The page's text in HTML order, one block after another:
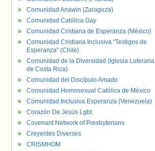
Comunidad Anawin (Zaragoza)
Comunidad Católica Gay
Comunidad Cristiana de Esperanza (México)
Comunidad Cristiana Inclusiva "Testigos de
Esperanza" (Chile)
Comunidad de la Diversidad (Iglesia Luterana
de Costa Rica)
Comunidad del Discípulo Amado
Comunidad Homosexual Católica de México
Comunidad Inclusiva Esperanza (Venezuela)
Corazón De Jesús Lgbt
Covenant Network of Presbyterians
Creyentes Diverses
CRISMHOM